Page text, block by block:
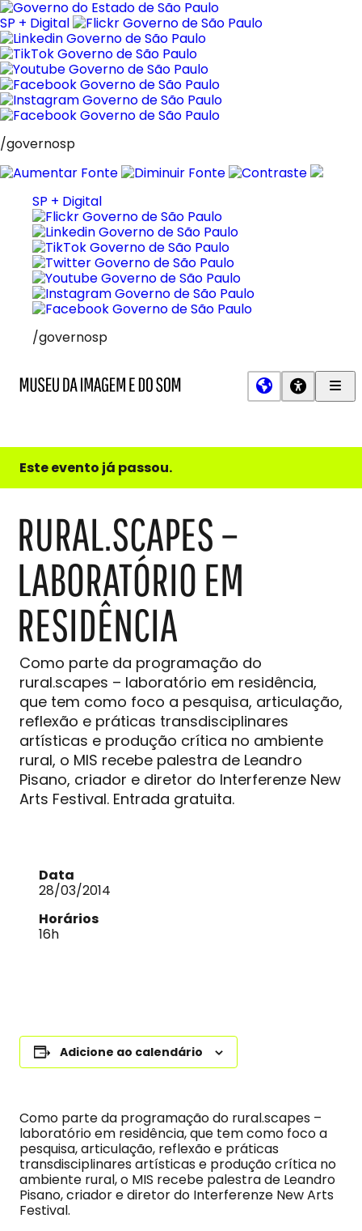
Pular
para
o
conteúdo
SP + Digital
/governosp
SP + Digital
/governosp
e
do
Este evento já passou.
RURAL.SCAPES –
LABORATÓRIO EM
RESIDÊNCIA
Como parte da programação do
rural.scapes – laboratório em residência,
que tem como foco a pesquisa, articulação,
reflexão e práticas transdisciplinares
artísticas e produção crítica no ambiente
rural, o MIS recebe palestra de Leandro
Pisano, criador e diretor do Interferenze New
Arts Festival. Entrada gratuita.
Data
28/03/2014
Horários
16h
Adicione ao calendário
Como parte da programação do rural.scapes –
laboratório em residência, que tem como foco a
pesquisa, articulação, reflexão e práticas
transdisciplinares artísticas e produção crítica no
ambiente rural, o MIS recebe palestra de Leandro
Pisano, criador e diretor do Interferenze New Arts
Festival.